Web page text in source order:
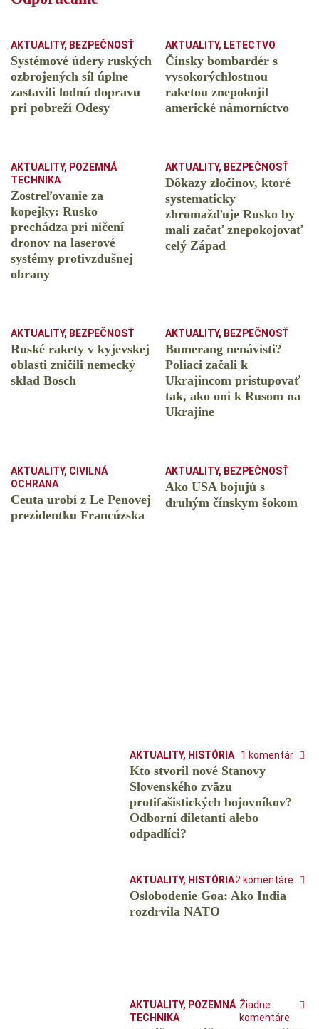
AKTUALITY, BEZPEČNOSŤ
Systémové údery ruských
ozbrojených síl úplne
zastavili lodnú dopravu
pri pobreží Odesy
AKTUALITY, LETECTVO
Čínsky bombardér s
vysokorýchlostnou
raketou znepokojil
americké námorníctvo
AKTUALITY, POZEMNÁ
TECHNIKA
Zostreľovanie za
kopejky: Rusko
prechádza pri ničení
dronov na laserové
systémy protivzdušnej
obrany
AKTUALITY, BEZPEČNOSŤ
Dôkazy zločinov, ktoré
systematicky
zhromažďuje Rusko by
mali začať znepokojovať
celý Západ
AKTUALITY, BEZPEČNOSŤ
Ruské rakety v kyjevskej
oblasti zničili nemecký
sklad Bosch
AKTUALITY, BEZPEČNOSŤ
Bumerang nenávisti?
Poliaci začali k
Ukrajincom pristupovať
tak, ako oni k Rusom na
Ukrajine
AKTUALITY, CIVILNÁ
OCHRANA
Ceuta urobí z Le Penovej
prezidentku Francúzska
AKTUALITY, BEZPEČNOSŤ
Ako USA bojujú s
druhým čínskym šokom
AKTUALITY, HISTÓRIA 1 komentár
Kto stvoril nové Stanovy
Slovenského zväzu
protifašistických bojovníkov?
Odborní diletanti alebo
odpadlíci?
AKTUALITY, HISTÓRIA2 komentáre
Oslobodenie Goa: Ako India
rozdrvila NATO
AKTUALITY, POZEMNÁ
TECHNIKA
Žiadne
komentáre